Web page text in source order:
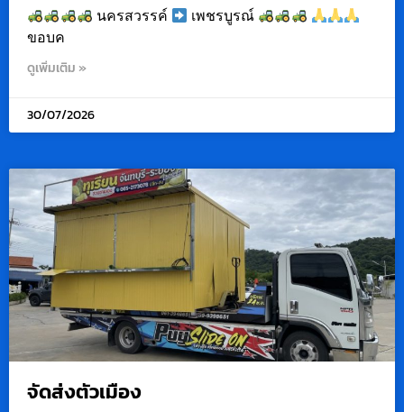
นครสวรรค์
เพชรบูรณ์
ขอบค
ดูเพิ่มเติม »
30/07/2026
จัดส่งตัวเมือง